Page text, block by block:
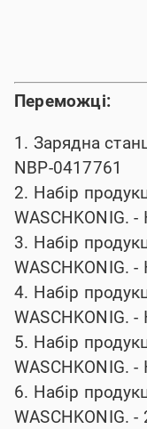
Переможці:
1. Зарядна
NBP-0417761
2. Набір
WASCHKONIG. -
3. Набір
WASCHKONIG. -
4. Набір
WASCHKONIG. -
5. Набір
WASCHKONIG. -
6. Набір
WASCHKONIG. -